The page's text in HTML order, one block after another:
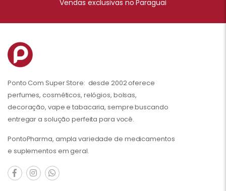
Vendas exclusivas no Paraguai
Ponto Com Super Store: desde 2002 oferece
perfumes, cosméticos, relógios, bolsas,
decoração, vape e tabacaria, sempre buscando
entregar a solução perfeita para você.
PontoPharma, ampla variedade de medicamentos
e suplementos em geral.